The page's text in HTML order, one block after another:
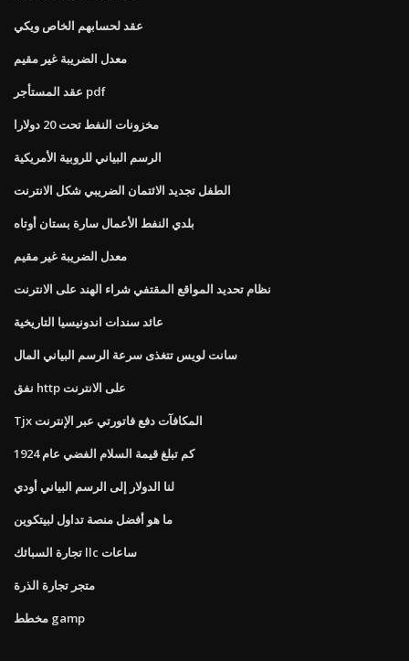
عقد لحسابهم الخاص ويكي
معدل الضريبة غير مقيم
عقد المستأجر pdf
مخزونات النفط تحت 20 دولارا
الرسم البياني للروبية الأمريكية
الطفل تجديد الائتمان الضريبي شكل الانترنت
بلدي النفط الأعمال سارة بستان أوتاه
معدل الضريبة غير مقيم
نظام تحديد المواقع المقتفي شراء الهند على الانترنت
عائد سندات اندونيسيا التاريخية
سانت لويس تتغذى سرعة الرسم البياني المال
نفق http على الانترنت
Tjx المكافآت دفع فاتورتي عبر الإنترنت
كم تبلغ قيمة السلام الفضي عام 1924
لنا الدولار إلى الرسم البياني أودي
ما هو أفضل منصة تداول لبيتكوين
تجارة السبائك llc ساعات
متجر تجارة الذرة
مخطط gamp